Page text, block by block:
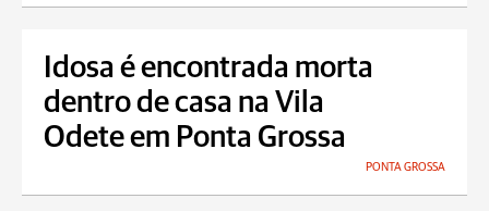
Idosa é encontrada morta
dentro de casa na Vila
Odete em Ponta Grossa
PONTA GROSSA